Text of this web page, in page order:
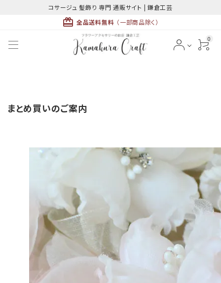
コサージュ 髪飾り 専門 通販サイト | 鎌倉工芸
card_giftcard 全品送料無料 （一部商品除く）
0
meeting_room ログイン person
最近チェックした商品
カテゴリーから探す
コサージュの色から探す
和装髪飾りの色から探す
まとめ買いのご案内